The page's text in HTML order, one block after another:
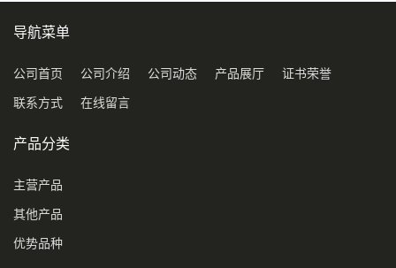
导航菜单
公司首页 公司介绍 公司动态 产品展厅 证书荣誉
联系方式 在线留言
产品分类
主营产品
其他产品
优势品种